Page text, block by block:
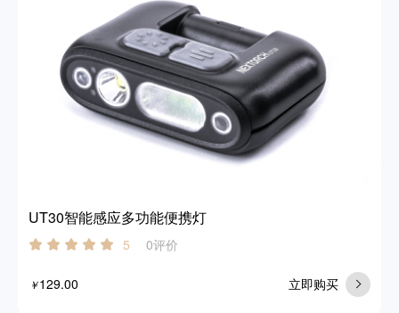
UT30智能感应多功能便携灯
5 0评价
￥129.00 立即购买